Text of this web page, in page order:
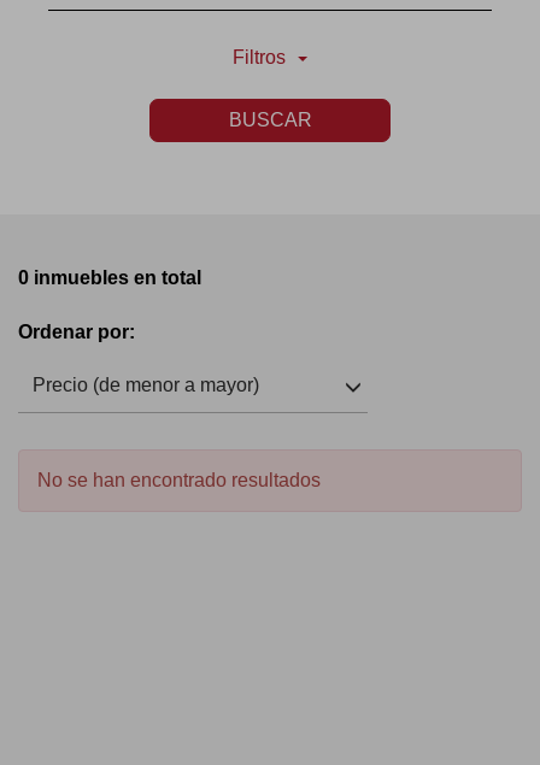
Filtros
BUSCAR
0 inmuebles en total
Ordenar por:
Precio (de menor a mayor)
No se han encontrado resultados